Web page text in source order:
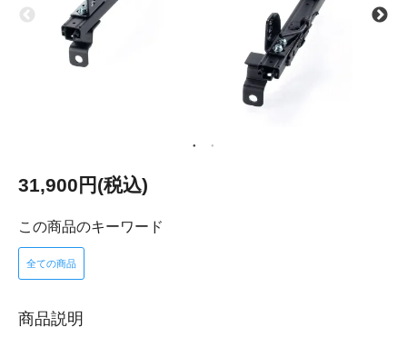
31,900円(税込)
この商品のキーワード
全ての商品
商品説明